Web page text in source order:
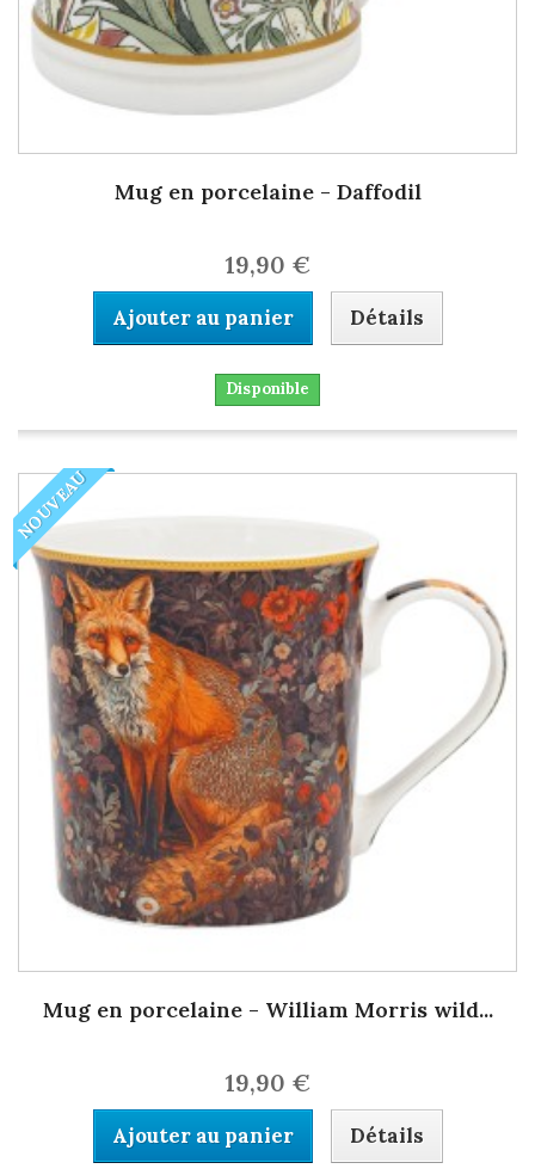
Mug en porcelaine - Daffodil
19,90 €
Ajouter au panier Détails
Disponible
NOUVEAU
Mug en porcelaine - William Morris wild...
19,90 €
Ajouter au panier Détails